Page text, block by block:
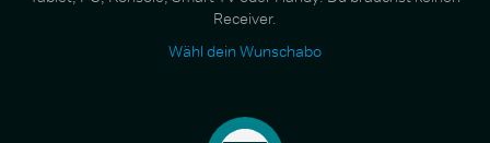
Receiver.
Wähl dein Wunschabo